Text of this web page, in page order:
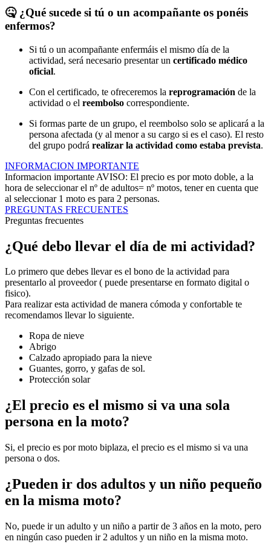
🤒 ¿Qué sucede si tú o un acompañante os ponéis
enfermos?
Si tú o un acompañante enfermáis el mismo día de la
actividad, será necesario presentar un certificado médico
oficial.
Con el certificado, te ofreceremos la reprogramación de la
actividad o el reembolso correspondiente.
Si formas parte de un grupo, el reembolso solo se aplicará a la
persona afectada (y al menor a su cargo si es el caso). El resto
del grupo podrá realizar la actividad como estaba prevista.
INFORMACION IMPORTANTE
Informacion importante AVISO: El precio es por moto doble, a la
hora de seleccionar el nº de adultos= nº motos, tener en cuenta que
al seleccionar 1 moto es para 2 personas.
PREGUNTAS FRECUENTES
Preguntas frecuentes
¿Qué debo llevar el día de mi actividad?
Lo primero que debes llevar es el bono de la actividad para
presentarlo al proveedor ( puede presentarse en formato digital o
fisico).
Para realizar esta actividad de manera cómoda y confortable te
recomendamos llevar lo siguiente.
Ropa de nieve
Abrigo
Calzado apropiado para la nieve
Guantes, gorro, y gafas de sol.
Protección solar
¿El precio es el mismo si va una sola
persona en la moto?
Si, el precio es por moto biplaza, el precio es el mismo si va una
persona o dos.
¿Pueden ir dos adultos y un niño pequeño
en la misma moto?
No, puede ir un adulto y un niño a partir de 3 años en la moto, pero
en ningún caso pueden ir 2 adultos y un niño en la misma moto.